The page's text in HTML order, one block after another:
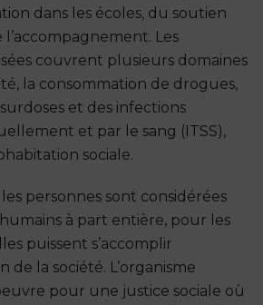
dans les écoles, du soutien
l’accompagnement. Les
couvrent plusieurs domaines
la consommation de drogues,
et des infections
et par le sang (ITSS),
sociale.
personnes sont considérées
à part entière, pour les
puissent s’accomplir
de la société. L’organisme
pour une justice sociale où